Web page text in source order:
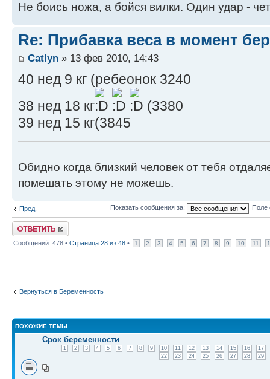
Не боись ножа, а бойся вилки. Один удар -
Re: Прибавка веса в момент
Catlyn » 13 фев 2010, 14:43
40 нед 9 кг (ребеонок 3240
38 нед 18 кг
(3380
39 нед 15 кг(3845
Обидно когда близкий человек от тебя
помешать этому не можешь.
Пред. Показать сообщения за: Поле
Ответить
Сообщений: 478 • Страница 28 из 48 • 1 2 3 4 5 6 7 8 9 10 11
Вернуться в Беременность
ПОХОЖИЕ ТЕМЫ
Срок беременности
1 2 3 4 5 6 7 8 9 10 11 12 13 14 15 16
17
22
23 24 25 26 27 28 29